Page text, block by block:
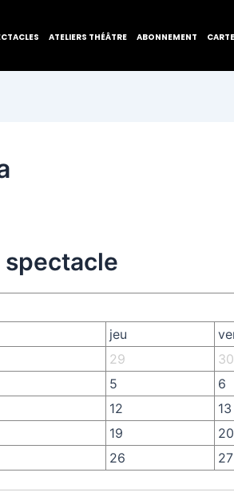
ATELIERS THÉÂTRE ABONNEMENT
spectacle
jeu
29 30
5 6
12 13
19 20
26 27